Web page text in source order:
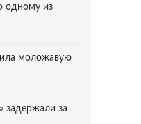
одному из
моложавую
задержали за